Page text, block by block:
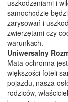
uszkodzeniami i
samochodzie
zarysowań i
zwierzętami czy
warunkach.
Uniwersalny
Mata ochronna
większości foteli
pojazdu, nasza
rodziców,